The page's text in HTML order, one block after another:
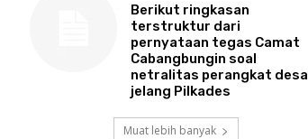
Berikut ringkasan
terstruktur dari
pernyataan tegas Camat
Cabangbungin soal
netralitas perangkat desa
jelang Pilkades
Muat lebih banyak